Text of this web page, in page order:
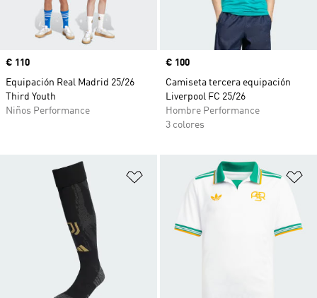
Precio
€ 110
Equipación Real Madrid 25/26
Third Youth
Niños Performance
Precio
€ 100
Camiseta tercera equipación
Liverpool FC 25/26
Hombre Performance
3 colores
Añadir a la lista de deseos